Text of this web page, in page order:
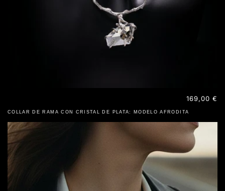
COLLAR DE RAMA CON CRISTAL DE PLATA: MODELO AFRODITA
Precio
169,00 €